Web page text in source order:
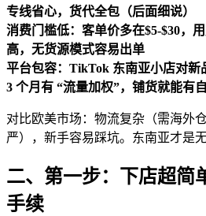
专线省心，货代全包（后面细说）
消费门槛低：客单价多在$5-$30，
高，无货源模式容易出单
平台包容：TikTok 东南亚小店对新
3 个月有 “流量加权”，铺货就能有自
对比欧美市场：物流复杂（需海外
严），新手容易踩坑。东南亚才是无
二、第一步：下店超简
手续